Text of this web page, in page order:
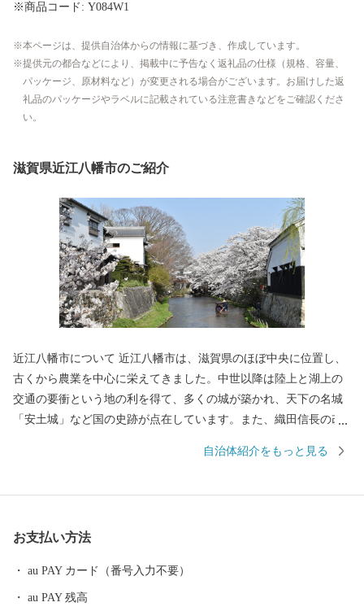
※商品コード: Y084W1
本ページは、提供自治体からの情報に基づき、作成しています。
提供元の都合などにより、掲載中に予告なく返礼品の仕様（規格、容量、
パッケージ、原材料など）が変更される場合がございます。お届けした返
礼品のパッケージやラベルに記載されている注意書きなどをご確認くださ
い。
滋賀県近江八幡市のご紹介
近江八幡市について 近江八幡市は、滋賀県のほぼ中央に位置し、
古くから農業を中心に栄えてきました。中世以降は陸上と湖上の
交通の要衝という地の利を得て、多くの城が築かれ、天下の名城
「安土城」など国の史跡が点在しています。また、織田信長の改
想に引き継がれ、さらに近江商人の基礎を築きました。このよう
自治体紹介をもっと見る
お支払い方法
au PAY カード（番号入力不要）
au PAY 残高